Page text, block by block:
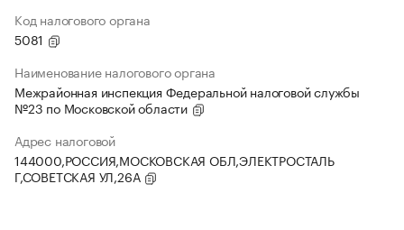
Код налогового органа
5081
Наименование налогового органа
Межрайонная инспекция Федеральной налоговой службы
№23 по Московской области
Адрес налоговой
144000,РОССИЯ,МОСКОВСКАЯ ОБЛ,ЭЛЕКТРОСТАЛЬ
Г,СОВЕТСКАЯ УЛ,26А